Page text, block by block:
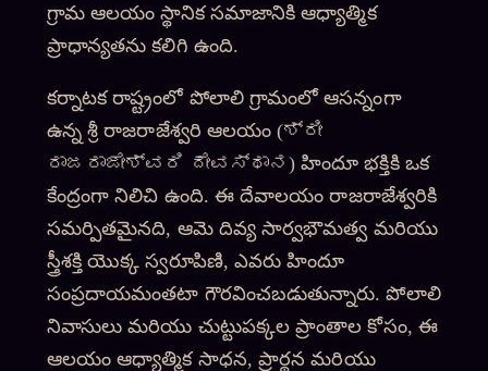
గ్రామ ఆలయం స్థానిక సమాజానికి ఆధ్యాత్మిక
ప్రాధాన్యతను కలిగి ఉంది.
కర్నాటక రాష్ట్రంలో పోలాలి గ్రామంలో ఆసన్నంగా
ఉన్న శ్రీ రాజరాజేశ్వరి ఆలయం (ಶ್ರೀ
ರಾಜರಾಜೇಶ್ವರಿ ದೇವಸ್ಥಾನ) హిందూ భక్తికి ఒక
కేంద్రంగా నిలిచి ఉంది. ఈ దేవాలయం రాజరాజేశ్వరికి
సమర్పితమైనది, ఆమె దివ్య సార్వభౌమత్వ మరియు
స్త్రీశక్తి యొక్క స్వరూపిణి, ఎవరు హిందూ
సంప్రదాయమంతటా గౌరవించబడుతున్నారు. పోలాలి
నివాసులు మరియు చుట్టుపక్కల ప్రాంతాల కోసం, ఈ
ఆలయం ఆధ్యాత్మిక సాధన, ప్రార్థన మరియు